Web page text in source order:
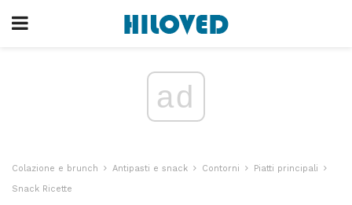
ad
Colazione e brunch Antipasti e snack Contorni
Piatti principali
Snack Ricette